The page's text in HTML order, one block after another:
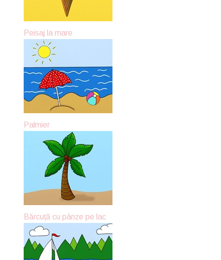
Peisaj la mare
Palmier
Bărcuță cu pânze pe lac